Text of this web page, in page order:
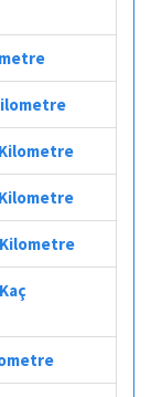
Kilometre
Kilometre